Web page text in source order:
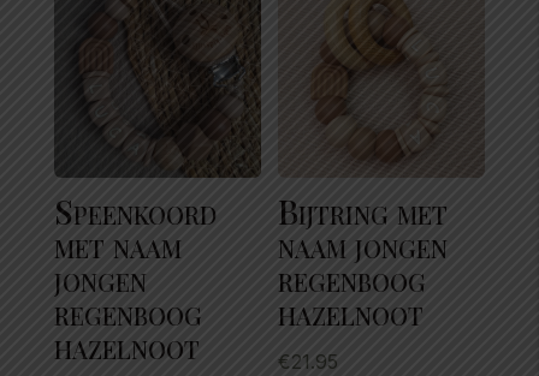
Speenkoord
met naam
jongen
regenboog
hazelnoot
Bijtring met
naam jongen
regenboog
hazelnoot
€21.95